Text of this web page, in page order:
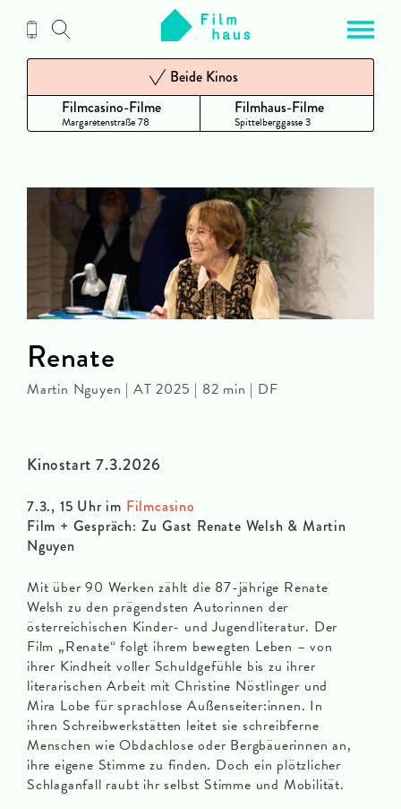
Inhalt
Filmcasino-Filme
Margaretenstraße 78
Beide Kinos
Filmhaus-Filme
Spittelberggasse 3
Kinostart 7.3.2026
7.3., 15 Uhr im Filmcasino
Film + Gespräch: Zu Gast Renate Welsh & Martin
Nguyen
Mit über 90 Werken zählt die 87-jährige Renate
Welsh zu den prägendsten Autorinnen der
österreichischen Kinder- und Jugendliteratur. Der
Film „Renate“ folgt ihrem bewegten Leben – von
ihrer Kindheit voller Schuldgefühle bis zu ihrer
literarischen Arbeit mit Christine Nöstlinger und
Mira Lobe für sprachlose Außenseiter:innen. In
ihren Schreibwerkstätten leitet sie schreibferne
Menschen wie Obdachlose oder Bergbäuerinnen an,
ihre eigene Stimme zu finden. Doch ein plötzlicher
Schlaganfall raubt ihr selbst Stimme und Mobilität.
Renate
Martin Nguyen | AT 2025 | 82 min | DF